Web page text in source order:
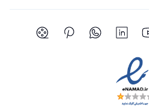
توییتر(ایکس)
شبکه اجتماعی یوتیوب
شبکه اجتماعی لینکدین
شبکه اجتماعی واتساپ
شبکه اجتماعی
شبکه